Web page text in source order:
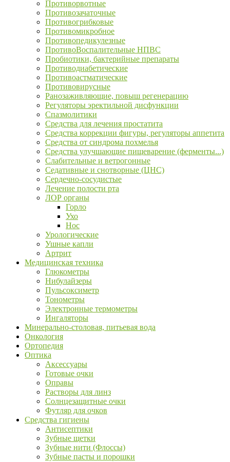
Противорвотные
Противозачаточные
Противогрибковые
Противомикробное
Противопедикулезные
ПротивоВоспалительные НПВС
Пробиотики, бактерийные препараты
Противодиабетические
Противоастматические
Противовирусные
Ранозаживляющие, повыш регенерацию
Регуляторы эректильной дисфункции
Спазмолитики
Средства для лечения простатита
Средства коррекции фигуры, регуляторы аппетита
Средства от синдрома похмелья
Средства улучшающие пищеварение (ферменты...)
Слабительные и ветрогонные
Седативные и снотворные (ЦНС)
Сердечно-сосудистые
Лечение полости рта
ЛОР органы
Горло
Ухо
Нос
Урологические
Ушные капли
Артрит
Медицинская техника
Глюкометры
Нибулайзеры
Пульсоксиметр
Тонометры
Электронные термометры
Ингаляторы
Минерально-столовая, питьевая вода
Онкология
Ортопедия
Оптика
Аксессуары
Готовые очки
Оправы
Растворы для линз
Солнцезащитные очки
Футляр для очков
Средства гигиены
Антисептики
Зубные щетки
Зубные нити (Флоссы)
Зубные пасты и порошки